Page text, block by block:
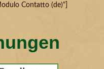
Contatto (de)"]